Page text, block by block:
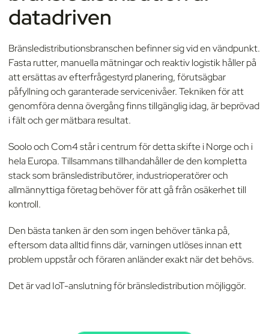
datadriven
Bränsledistributionsbranschen befinner sig vid en vändpunkt.
Fasta rutter, manuella mätningar och reaktiv logistik håller på
att ersättas av efterfrågestyrd planering, förutsägbar
påfyllning och garanterade servicenivåer. Tekniken för att
genomföra denna övergång finns tillgänglig idag, är beprövad
i fält och ger mätbara resultat.
Soolo och Com4 står i centrum för detta skifte i Norge och i
hela Europa. Tillsammans tillhandahåller de den kompletta
stack som bränsledistributörer, industrioperatörer och
allmännyttiga företag behöver för att gå från osäkerhet till
kontroll.
Den bästa tanken är den som ingen behöver tänka på,
eftersom data alltid finns där, varningen utlöses innan ett
problem uppstår och föraren anländer exakt när det behövs.
Det är vad IoT-anslutning för bränsledistribution möjliggör.